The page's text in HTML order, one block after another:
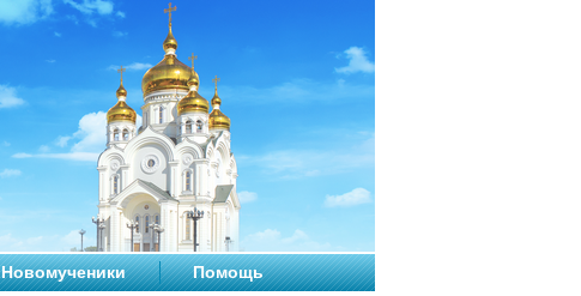
Новомученики Помощь